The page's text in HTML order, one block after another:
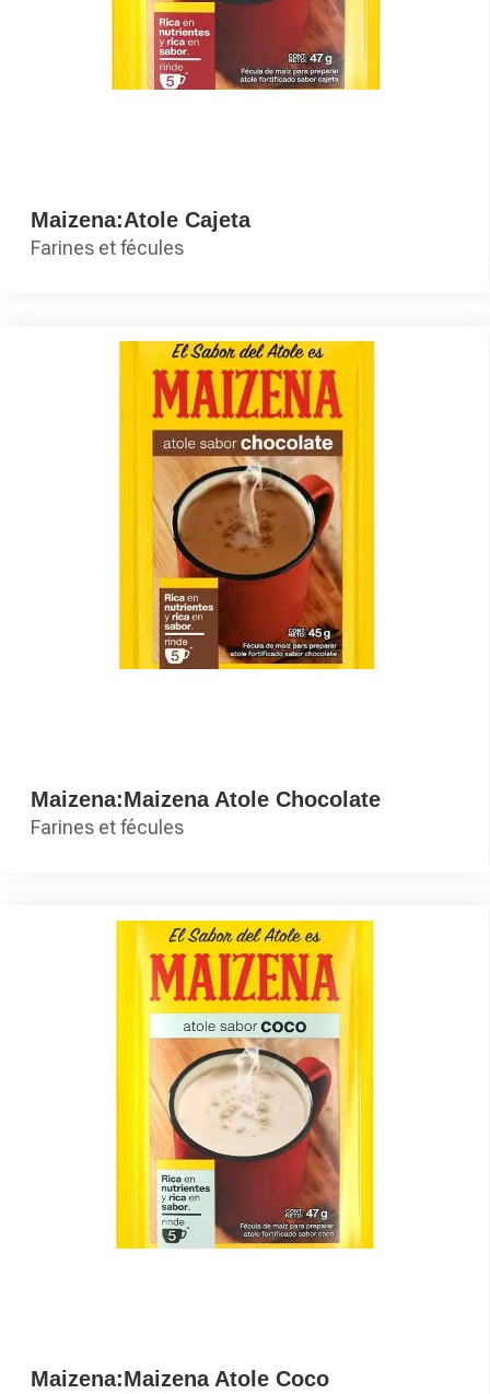
Maizena:Atole Cajeta
Farines et fécules
Maizena:Maizena Atole Chocolate
Farines et fécules
Maizena:Maizena Atole Coco